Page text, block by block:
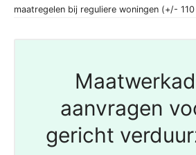
maatregelen bij reguliere woningen (+/-
aanvragen
gericht